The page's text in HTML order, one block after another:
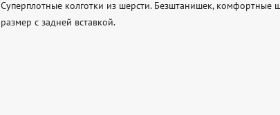
Суперплотные колготки из шерсти. Безштанишек,
размер с задней вставкой.